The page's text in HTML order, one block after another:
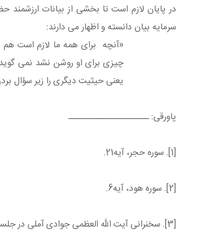
در پایان لازم است تا بخشی از بیانات
سرمایه بیان دانسته و اظهار می دارند:
«آنچه برای همه ما لازم است
چیزی برای او روشن نشد نمی
یعنی حیثیت دیگری را زیر سؤال
پاورقی: ـــــــــــــــــــــــ
[1]. سوره حجر، آیه21.
[2]. سوره هود، آیه6.
[3]. سخنرانی آیت الله العظمی جوادی آملی در جلسه اجلاسیه اساتید سطوح خارج حوزه علمیه به تاریخ 1393/9/12